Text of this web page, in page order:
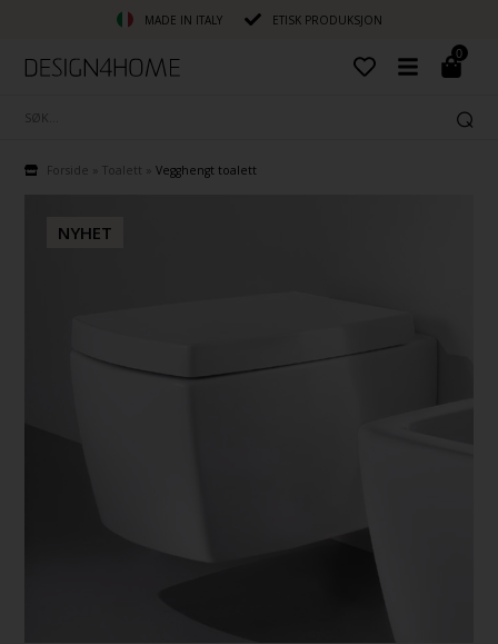
MADE IN ITALY ETISK PRODUKSJON
0
Forside Toalett »Vegghengt toalett
NYHET